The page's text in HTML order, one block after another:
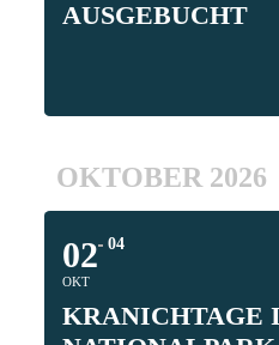
OKTOBER 2026
02
OKT
04
KRANICHTAGE IM